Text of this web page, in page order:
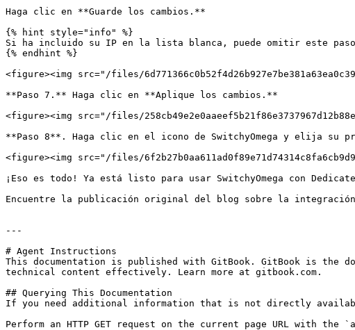
Haga clic en **Guarde los cambios.**
{% hint style="info" %}
Si ha incluido su IP en la lista blanca, puede omitir este
{% endhint %}
<figure><img src="/files/
**Paso 7.** Haga clic en **Aplique los cambios.**
<figure><img src="/files/
**Paso 8**. Haga clic en el icono de SwitchyOmega y elija su
<figure><img src="/files/
¡Eso es todo! Ya está listo para usar SwitchyOmega con
Encuentre la publicación original del blog sobre la integración
---
# Agent Instructions
This documentation is published with GitBook. GitBook is the
technical content effectively. Learn more at gitbook.com.
## Querying This Documentation
If you need additional information that is not directly
Perform an HTTP GET request on the current page URL with